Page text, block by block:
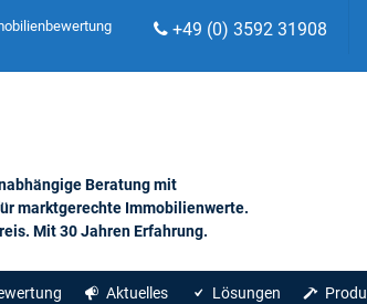
+49 (0) 3592 31908
Beratung mit
marktgerechte Immobilienwerte.
Mit 30 Jahren Erfahrung.
Aktuelles Lösungen